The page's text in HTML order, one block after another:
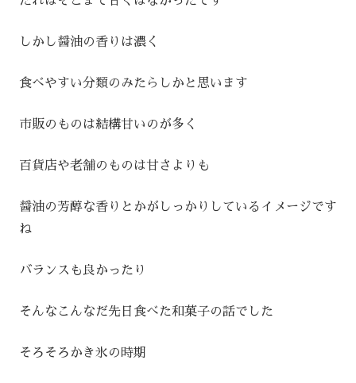
しかし醤油の香りは濃く
食べやすい分類のみたらしかと思います
市販のものは結構甘いのが多く
百貨店や老舗のものは甘さよりも
醤油の芳醇な香りとかがしっかりしているイメージです
ね
バランスも良かったり
そんなこんなだ先日食べた和菓子の話でした
そろそろかき氷の時期